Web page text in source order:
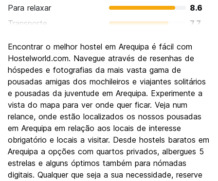
Para relaxar
8.6
Transporte
7.7
Cultura
9.0
Festas / vida noturna
Custo-beneficio
8.4
Encontrar o melhor hostel em Arequipa é fácil com
Hostelworld.com. Navegue através de resenhas de
hóspedes e fotografias da mais vasta gama de
pousadas amigas dos mochileiros e viajantes solitários
e pousadas da juventude em Arequipa. Experimente a
vista do mapa para ver onde quer ficar. Veja num
relance, onde estão localizados os nossos pousadas
em Arequipa em relação aos locais de interesse
obrigatório e locais a visitar. Desde hostels baratos em
Arequipa a opções com quartos privados, albergues 5
estrelas e alguns óptimos também para nómadas
digitais. Qualquer que seja a sua necessidade, reserve